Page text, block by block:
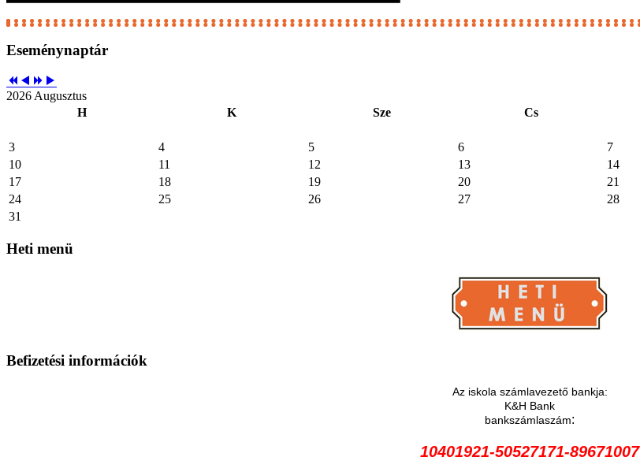
Eseménynaptár
2026 Augusztus
H
K Sze Cs
3
4 5 6 7
10
11 12 13 14
17
18 19 20 21
24
25 26 27 28
31
Heti menü
Befizetési információk
Az iskola számlavezető bankja:
K&H Bank
bankszámlaszám:
10401921-50527171-89671007